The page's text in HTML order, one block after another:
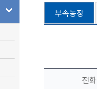
부속농장
전화